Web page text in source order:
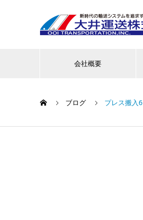
会社概要
ブログ プレス搬入6